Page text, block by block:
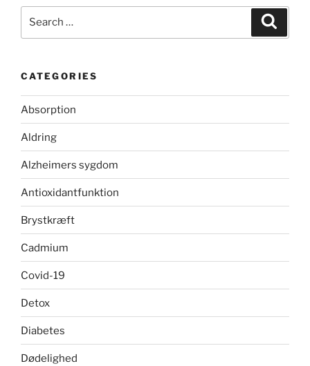
CATEGORIES
Absorption
Aldring
Alzheimers sygdom
Antioxidantfunktion
Brystkræft
Cadmium
Covid-19
Detox
Diabetes
Dødelighed